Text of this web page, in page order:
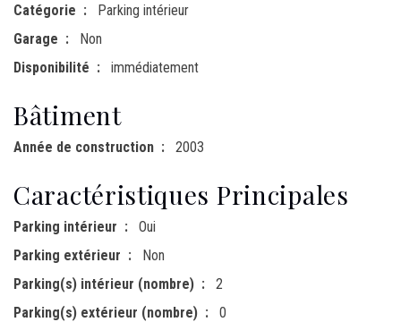
Catégorie
Parking intérieur
Garage
Non
Disponibilité
immédiatement
Bâtiment
Année de construction 2003
Caractéristiques Principales
Parking intérieur
Oui
Parking extérieur
Non
Parking(s) intérieur (nombre)
2
Parking(s) extérieur (nombre)
0